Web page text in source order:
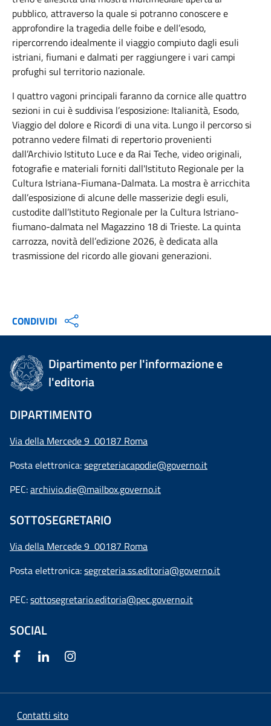
pubblico, attraverso la quale si potranno conoscere e
approfondire la tragedia delle foibe e dell’esodo,
ripercorrendo idealmente il viaggio compiuto dagli esuli
istriani, fiumani e dalmati per raggiungere i vari campi
profughi sul territorio nazionale.
I quattro vagoni principali faranno da cornice alle quattro
sezioni in cui è suddivisa l’esposizione: Italianità, Esodo,
Viaggio del dolore e Ricordi di una vita. Lungo il percorso si
potranno vedere filmati di repertorio provenienti
dall’Archivio Istituto Luce e da Rai Teche, video originali,
fotografie e materiali forniti dall'Istituto Regionale per la
Cultura Istriana-Fiumana-Dalmata. La mostra è arricchita
dall’esposizione di alcune delle masserizie degli esuli,
custodite dall’Istituto Regionale per la Cultura Istriano-
fiumano-dalmata nel Magazzino 18 di Trieste. La quinta
carrozza, novità dell’edizione 2026, è dedicata alla
trasmissione del ricordo alle giovani generazioni.
CONDIVIDI
Dipartimento per l'informazione e
l'editoria
DIPARTIMENTO
Via della Mercede 9 00187 Roma
Posta elettronica:segreteriacapodie@governo.it
PEC:archivio.die@mailbox.governo.it
SOTTOSEGRETARIO
Via della Mercede 9 00187 Roma
Posta elettronica:segreteria.ss.editoria@governo.it
PEC:sottosegretario.editoria@pec.governo.it
SOCIAL
Contatti sito